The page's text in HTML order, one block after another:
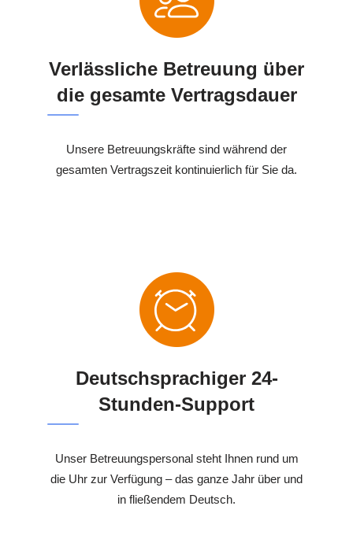
Verlässliche Betreuung über
die gesamte Vertragsdauer
Unsere Betreuungskräfte sind während der
gesamten Vertragszeit kontinuierlich für Sie da.
Deutschsprachiger 24-
Stunden-Support
Unser Betreuungspersonal steht Ihnen rund um
die Uhr zur Verfügung – das ganze Jahr über und
in fließendem Deutsch.